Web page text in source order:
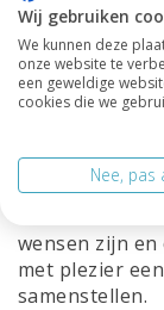
behoeften
mogelijkheid
maken, zodat
krijgt die
wensen zijn
met plezier
samenstellen.
Wij gebruiken
We kunnen deze
onze website te
een geweldige
cookies die we
Nee, pas